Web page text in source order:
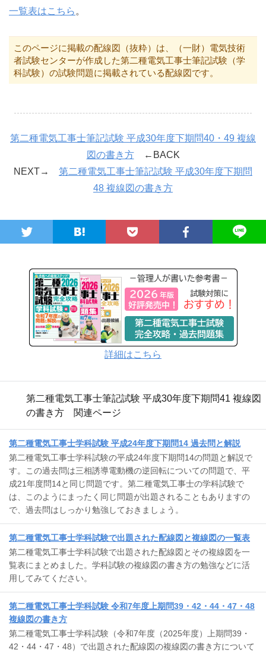
一覧表はこちら 。
このページに掲載の配線図（抜粋）は、（一財）電気技術
者試験センターが作成した第二種電気工事士筆記試験（学
科試験）の試験問題に掲載されている配線図です。
第二種電気工事士筆記試験 平成30年度下期問40・49 複線
図の書き方←BACK
NEXT→ 第二種電気工事士筆記試験 平成30年度下期問
48 複線図の書き方
詳細はこちら
第二種電気工事士筆記試験 平成30年度下期問41 複線図
の書き方 関連ページ
第二種電気工事士学科試験 平成24年度下期問14 過去問と解説
第二種電気工事士学科試験の平成24年度下期問14の問題と解説で
す。この過去問は三相誘導電動機の逆回転についての問題で、平
成21年度問14と同じ問題です。第二種電気工事士の学科試験で
は、このようにまったく同じ問題が出題されることもありますの
で、過去問はしっかり勉強しておきましょう。
第二種電気工事士学科試験で出題された配線図と複線図の一覧表
第二種電気工事士学科試験で出題された配線図とその複線図を一
覧表にまとめました。学科試験の複線図の書き方の勉強などに活
用してみてください。
第二種電気工事士学科試験 令和7年度上期問39・42・44・47・48
複線図の書き方
第二種電気工事士学科試験（令和7年度（2025年度）上期問39・
42・44・47・48）で出題された配線図の複線図の書き方について